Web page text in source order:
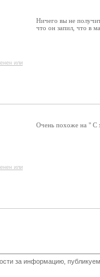
или
Ничего вы не
что он запил, что в
или
Очень похоже на " С
за информацию,